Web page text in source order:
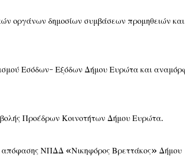
οργάνων δημοσίων συμβάσεων προμηθειών και
Εσόδων- Εξόδων Δήμου Ευρώτα και
Προέδρων Κοινοτήτων Δήμου Ευρώτα.
ΝΠΔΔ «Νικηφόρος Βρεττάκος» Δήμου